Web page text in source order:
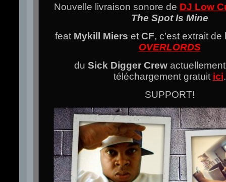
Nouvelle livraison sonore de DJ Low
The Spot Is Mine
feat Mykill Miers et CF, c’est extrait
OVERLORDS
du Sick Digger Crew
téléchargement gratuit ici.
SUPPORT!